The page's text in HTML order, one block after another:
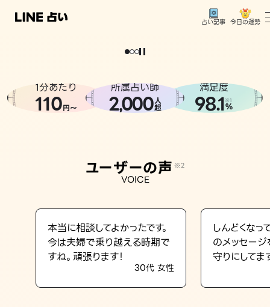
占い記事 今日の運勢
相談事例
LINE占いを開く
どうせなら
。
1分あたり
110円〜
所属占い師
2,000人
超
満足度
98.1※1
%
ユーザーの声 ※2
VOICE
本当に相談してよかったです。
今は夫婦で乗り越える時期で
すね。頑張ります！
30代 女性
しんどくなっ
のメッセー
守りにしてま